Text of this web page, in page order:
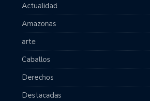
Actualidad
Amazonas
arte
Caballos
Derechos
Destacadas